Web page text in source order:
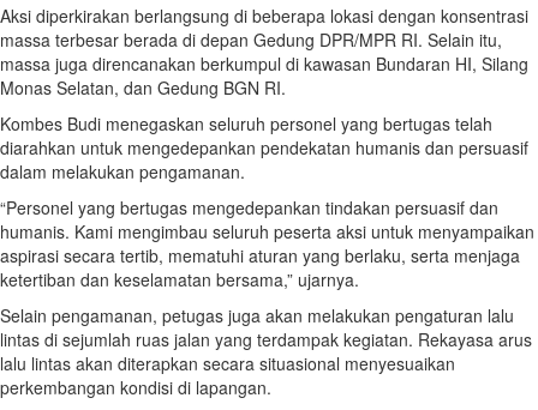
Aksi diperkirakan berlangsung di beberapa lokasi dengan konsentrasi
massa terbesar berada di depan Gedung DPR/MPR RI. Selain itu,
massa juga direncanakan berkumpul di kawasan Bundaran HI, Silang
Monas Selatan, dan Gedung BGN RI.
Kombes Budi menegaskan seluruh personel yang bertugas telah
diarahkan untuk mengedepankan pendekatan humanis dan persuasif
dalam melakukan pengamanan.
“Personel yang bertugas mengedepankan tindakan persuasif dan
humanis. Kami mengimbau seluruh peserta aksi untuk menyampaikan
aspirasi secara tertib, mematuhi aturan yang berlaku, serta menjaga
ketertiban dan keselamatan bersama,” ujarnya.
Selain pengamanan, petugas juga akan melakukan pengaturan lalu
lintas di sejumlah ruas jalan yang terdampak kegiatan. Rekayasa arus
lalu lintas akan diterapkan secara situasional menyesuaikan
perkembangan kondisi di lapangan.